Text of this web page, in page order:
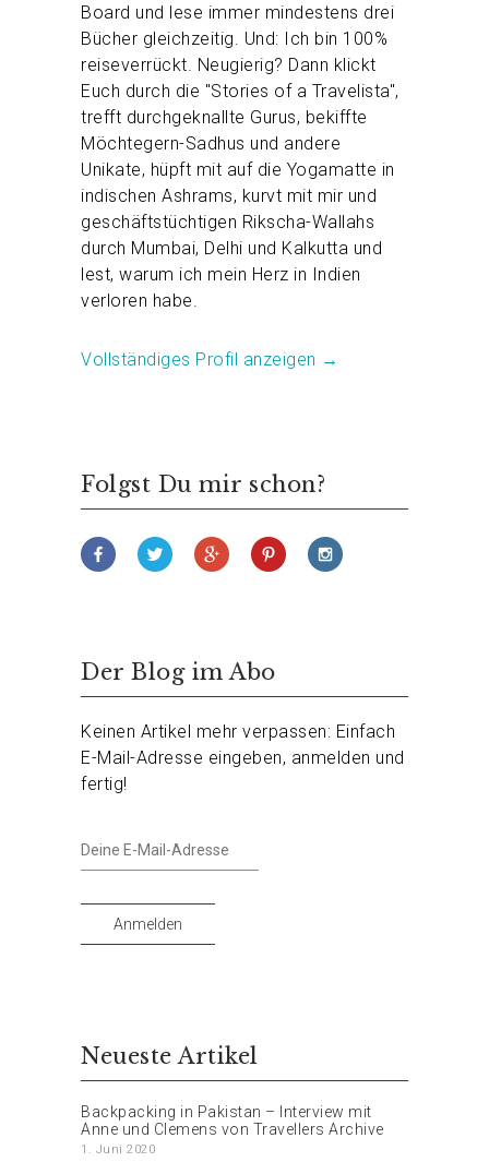
Board und lese immer mindestens drei
Bücher gleichzeitig. Und: Ich bin 100%
reiseverrückt. Neugierig? Dann klickt
Euch durch die "Stories of a Travelista",
trefft durchgeknallte Gurus, bekiffte
Möchtegern-Sadhus und andere
Unikate, hüpft mit auf die Yogamatte in
indischen Ashrams, kurvt mit mir und
geschäftstüchtigen Rikscha-Wallahs
durch Mumbai, Delhi und Kalkutta und
lest, warum ich mein Herz in Indien
verloren habe.
Vollständiges Profil anzeigen →
Folgst Du mir schon?
Der Blog im Abo
Keinen Artikel mehr verpassen: Einfach
E-Mail-Adresse eingeben, anmelden und
fertig!
Deine
E-
Adresse
Anmelden
Neueste Artikel
Backpacking in Pakistan – Interview mit
Anne und Clemens von Travellers Archive
1. Juni 2020